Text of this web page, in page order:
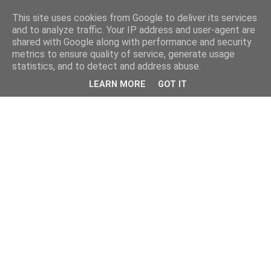
This site uses cookies from Google to deliver its services
and to analyze traffic. Your IP address and user-agent are
shared with Google along with performance and security
metrics to ensure quality of service, generate usage
statistics, and to detect and address abuse.
LEARN MORE GOT IT